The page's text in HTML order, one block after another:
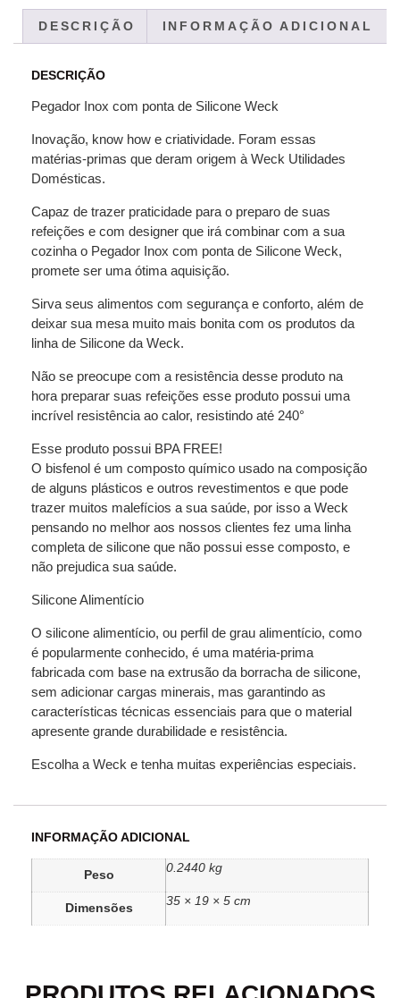
DESCRIÇÃO INFORMAÇÃO ADICIONAL
DESCRIÇÃO
Pegador Inox com ponta de Silicone Weck
Inovação, know how e criatividade. Foram essas
matérias-primas que deram origem à Weck Utilidades
Domésticas.
Capaz de trazer praticidade para o preparo de suas
refeições e com designer que irá combinar com a sua
cozinha o Pegador Inox com ponta de Silicone Weck,
promete ser uma ótima aquisição.
Sirva seus alimentos com segurança e conforto, além de
deixar sua mesa muito mais bonita com os produtos da
linha de Silicone da Weck.
Não se preocupe com a resistência desse produto na
hora preparar suas refeições esse produto possui uma
incrível resistência ao calor, resistindo até 240°
Esse produto possui BPA FREE!
O bisfenol é um composto químico usado na composição
de alguns plásticos e outros revestimentos e que pode
trazer muitos malefícios a sua saúde, por isso a Weck
pensando no melhor aos nossos clientes fez uma linha
completa de silicone que não possui esse composto, e
não prejudica sua saúde.
Silicone Alimentício
O silicone alimentício, ou perfil de grau alimentício, como
é popularmente conhecido, é uma matéria-prima
fabricada com base na extrusão da borracha de silicone,
sem adicionar cargas minerais, mas garantindo as
características técnicas essenciais para que o material
apresente grande durabilidade e resistência.
Escolha a Weck e tenha muitas experiências especiais.
INFORMAÇÃO ADICIONAL
Peso
0.2440 kg
Dimensões
35 × 19 × 5 cm